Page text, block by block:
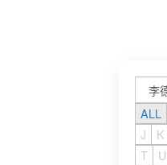
ALL
J
K
T
U